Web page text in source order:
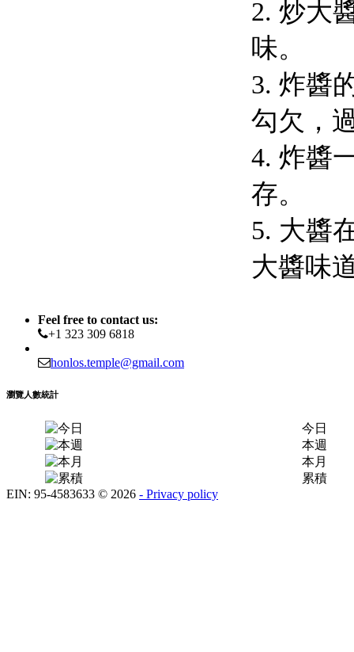
2. 炒大
味。
3. 炸醬
勾欠，
4. 炸醬
存。
5. 大醬
大醬味
Feel free to contact us:
+1 323 309 6818
honlos.temple@gmail.com
瀏覽人數統計
今日
本週
本月
累積
EIN: 95-4583633 © 2026 - Privacy policy